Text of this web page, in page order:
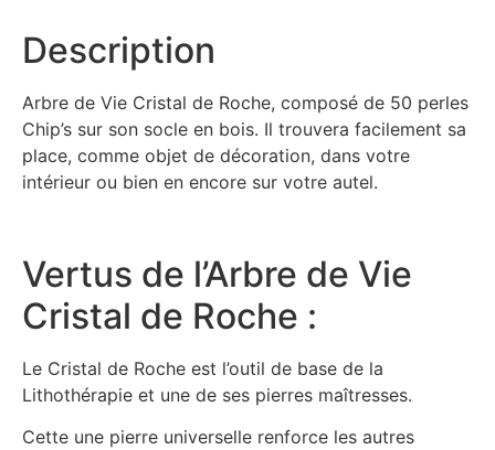
Description
Arbre de Vie Cristal de Roche, composé de 50 perles
Chip’s sur son socle en bois. Il trouvera facilement sa
place, comme objet de décoration, dans votre
intérieur ou bien en encore sur votre autel.
Vertus de l’Arbre de Vie
Cristal de Roche :
Le Cristal de Roche est l’outil de base de la
Lithothérapie et une de ses pierres maîtresses.
Cette une pierre universelle renforce les autres